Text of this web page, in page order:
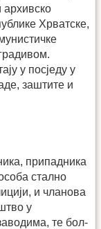
архивско
Хрватске,
у посједу у
заштите и
припадника
стално
и чланова
у
те бол­